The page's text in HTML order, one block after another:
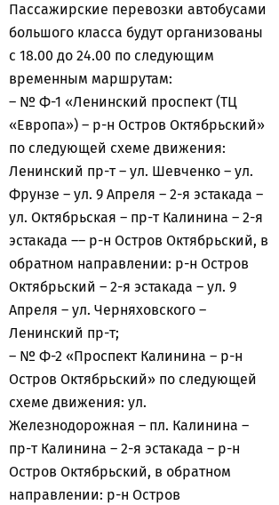
Пассажирские перевозки автобусами
большого класса будут организованы
с 18.00 до 24.00 по следующим
временным маршрутам:
– № Ф-1 «Ленинский проспект (ТЦ
«Европа») – р-н Остров Октябрьский»
по следующей схеме движения:
Ленинский пр-т – ул. Шевченко – ул.
Фрунзе – ул. 9 Апреля – 2-я эстакада –
ул. Октябрьская – пр-т Калинина – 2-я
эстакада –– р-н Остров Октябрьский, в
обратном направлении: р-н Остров
Октябрьский – 2-я эстакада – ул. 9
Апреля – ул. Черняховского –
Ленинский пр-т;
– № Ф-2 «Проспект Калинина – р-н
Остров Октябрьский» по следующей
схеме движения: ул.
Железнодорожная – пл. Калинина –
пр-т Калинина – 2-я эстакада – р-н
Остров Октябрьский, в обратном
направлении: р-н Остров